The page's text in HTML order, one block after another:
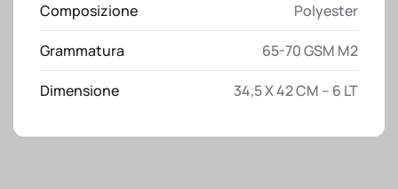
Composizione Polyester
Grammatura 65-70 GSM M2
Dimensione 34,5 X 42 CM – 6 LT